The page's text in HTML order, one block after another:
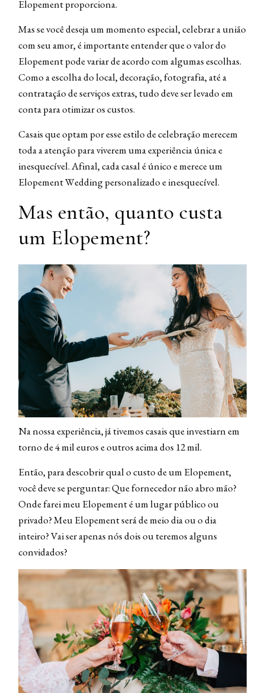
Elopement proporciona.
Mas se você deseja um momento especial, celebrar a união
com seu amor, é importante entender que o valor do
Elopement pode variar de acordo com algumas escolhas.
Como a escolha do local, decoração, fotografia, até a
contratação de serviços extras, tudo deve ser levado em
conta para otimizar os custos.
Casais que optam por esse estilo de celebração merecem
toda a atenção para viverem uma experiência única e
inesquecível. Afinal, cada casal é único e merece um
Elopement Wedding personalizado e inesquecível.
Mas então, quanto custa
um Elopement?
Na nossa experiência, já tivemos casais que investiarn em
torno de 4 mil euros e outros acima dos 12 mil.
Então, para descobrir qual o custo de um Elopement,
você deve se perguntar: Que fornecedor não abro mão?
Onde farei meu Elopement é um lugar público ou
privado? Meu Elopement será de meio dia ou o dia
inteiro? Vai ser apenas nós dois ou teremos alguns
convidados?